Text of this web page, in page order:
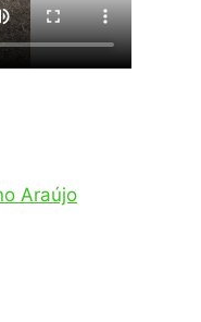
Araújo